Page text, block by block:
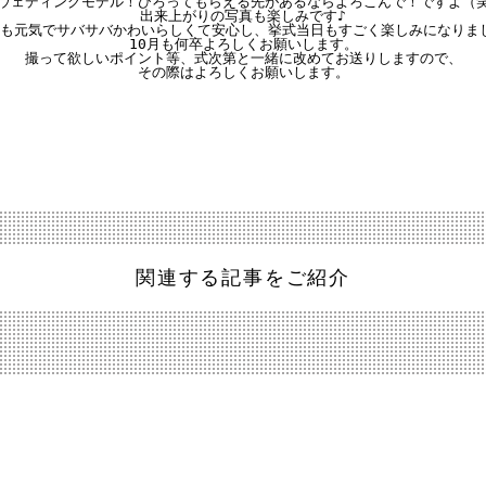
出来上がりの写真も楽しみです♪
元気でサバサバかわいらしくて安心し、挙式当日もすごく楽しみになりま
10月も何卒よろしくお願いします。
撮って欲しいポイント等、式次第と一緒に改めてお送りしますので、
その際はよろしくお願いします。
関連する記事をご紹介